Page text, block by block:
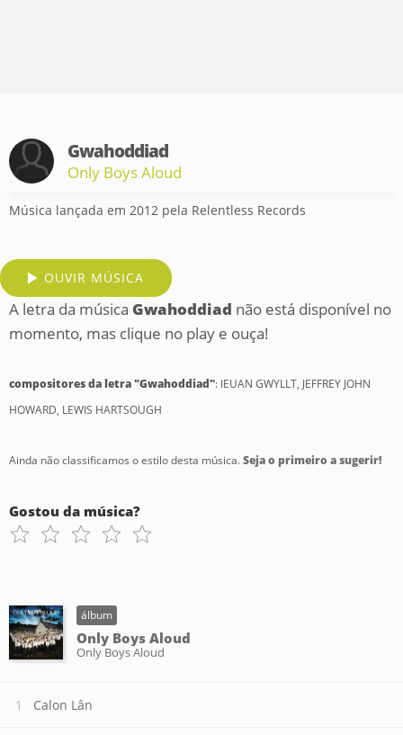
Gwahoddiad
Only Boys Aloud
Música lançada em 2012 pela Relentless Records
OUVIR MÚSICA
A letra da música Gwahoddiad não está disponível no
momento, mas clique no play e ouça!
compositores da letra "Gwahoddiad": IEUAN GWYLLT, JEFFREY JOHN
HOWARD, LEWIS HARTSOUGH
Ainda não classificamos o estilo desta música.Seja o primeiro a sugerir!
Gostou da música?
álbum
Only Boys Aloud
Only Boys Aloud
Calon Lân